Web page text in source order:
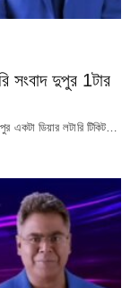
সংবাদ দুপুর 1টার
ডিয়ার লটারি টিকিট…